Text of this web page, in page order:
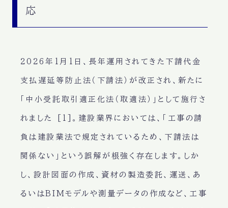
応
2026年1月1日、長年運用されてきた下請代金
支払遅延等防止法（下請法）が改正され、新たに
「中小受託取引適正化法（取適法）」として施行さ
れました [1]。建設業界においては、「工事の請
負は建設業法で規定されているため、下請法は
関係ない」という誤解が根強く存在します。しか
し、設計図面の作成、資材の製造委託、運送、あ
るいはBIMモデルや測量データの作成など、工事